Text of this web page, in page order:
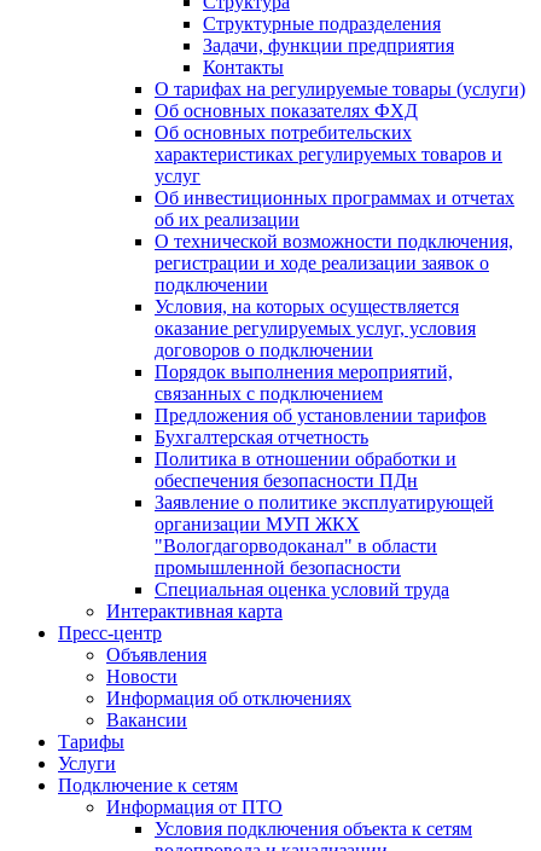
Структурные подразделения
Задачи, функции предприятия
Контакты
О тарифах на регулируемые товары (услуги)
Об основных показателях ФХД
Об основных потребительских
характеристиках регулируемых товаров и
услуг
Об инвестиционных программах и отчетах
об их реализации
О технической возможности подключения,
регистрации и ходе реализации заявок о
подключении
Условия, на которых осуществляется
оказание регулируемых услуг, условия
договоров о подключении
Порядок выполнения мероприятий,
связанных с подключением
Предложения об установлении тарифов
Бухгалтерская отчетность
Политика в отношении обработки и
обеспечения безопасности ПДн
Заявление о политике эксплуатирующей
организации МУП ЖКХ
"Вологдагорводоканал" в области
промышленной безопасности
Специальная оценка условий труда
Интерактивная карта
Пресс-центр
Объявления
Новости
Информация об отключениях
Вакансии
Тарифы
Услуги
Подключение к сетям
Информация от ПТО
Условия подключения объекта к сетям